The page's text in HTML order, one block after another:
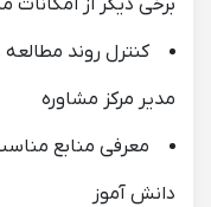
برخی دیگر از
کنترل روند
مدیر مرکز مشاوره
معرفی منابع
دانش آموز